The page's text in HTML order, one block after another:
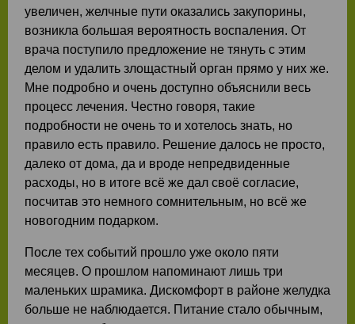
увеличен, желчные пути оказались закупорины,
возникла большая вероятность воспаления. От
врача поступило предложение не тянуть с этим
делом и удалить злощастный орган прямо у них же.
Мне подробно и очень доступно объяснили весь
процесс лечения. Честно говоря, такие
подробности не очень то и хотелось знать, но
правило есть правило. Решение далось не просто,
далеко от дома, да и вроде непредвиденные
расходы, но в итоге всё же дал своё согласие,
посчитав это немного сомнительным, но всё же
новогодним подарком.
После тех событий прошло уже около пяти
месяцев. О прошлом напоминают лишь три
маленьких шрамика. Дискомфорт в районе желудка
больше не наблюдается. Питание стало обычным,